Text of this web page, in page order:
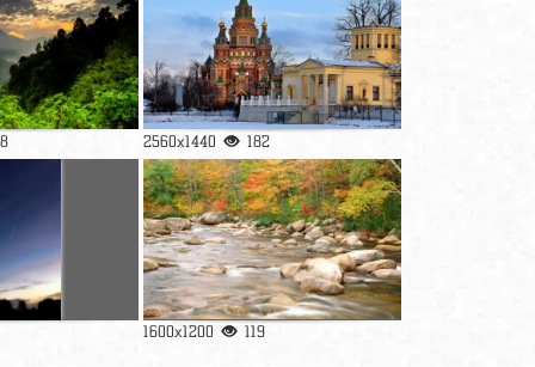
2560x1440 182
1600x1200 119